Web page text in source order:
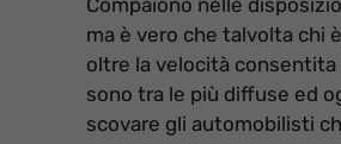
Compaiono nelle
ma è vero che talvolta chi
oltre la velocità consentita
sono tra le più diffuse ed
scovare gli automobilisti